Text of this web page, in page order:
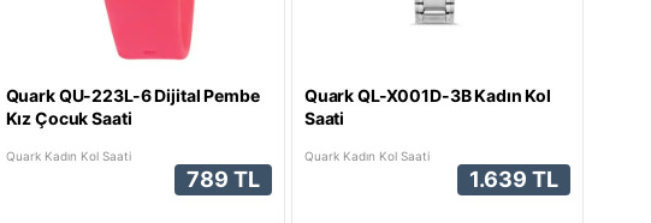
Quark QU-223L-6 Dijital Pembe
Kız Çocuk Saati
Quark Kadın Kol Saati
789 TL
Quark QL-X001D-3B Kadın Kol
Saati
Quark Kadın Kol Saati
1.639 TL